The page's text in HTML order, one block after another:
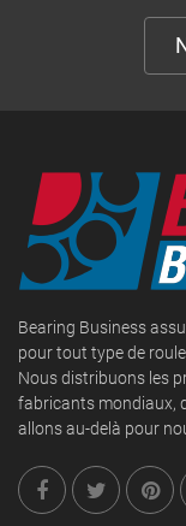
Bearing Business
pour tout type de
Nous distribuons les
fabricants mondiaux,
allons au-delà pour